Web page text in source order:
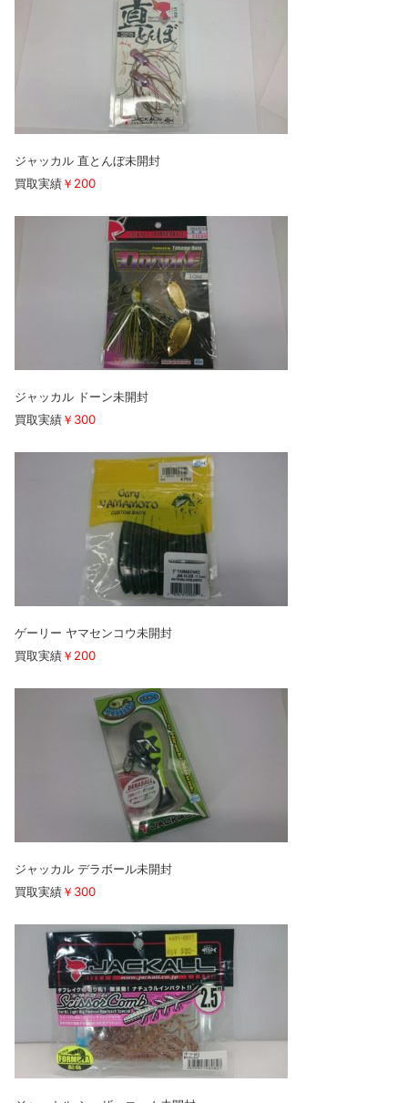
ジャッカル 直とんぼ未開封
買取実績￥200
ジャッカル ドーン未開封
買取実績￥300
ゲーリー ヤマセンコウ未開封
買取実績￥200
ジャッカル デラボール未開封
買取実績￥300